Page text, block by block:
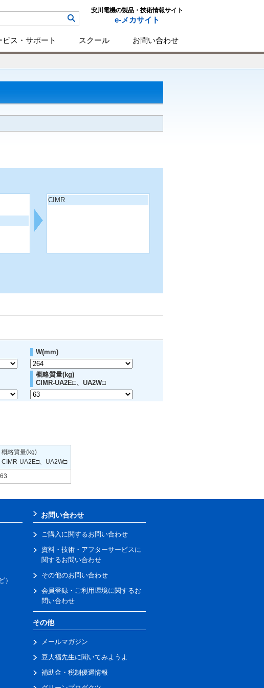
安川電機の製品・技術情報サイト
e-メカサイト
ビス・サポート スクール お問い合わせ
CIMR
W(mm)
概略質量(kg)
CIMR-UA2E□、UA2W□
概略質量(kg)
CIMR-UA2E□、UA2W□
63
）
お問い合わせ
ご購入に関するお問い合わせ
資料・技術・アフターサービスに
関するお問い合わせ
その他のお問い合わせ
会員登録・ご利用環境に関するお
問い合わせ
その他
メールマガジン
豆大福先生に聞いてみようよ
補助金・税制優遇情報